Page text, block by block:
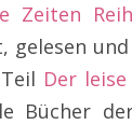
Zeiten
gelesen und
Der
Bücher